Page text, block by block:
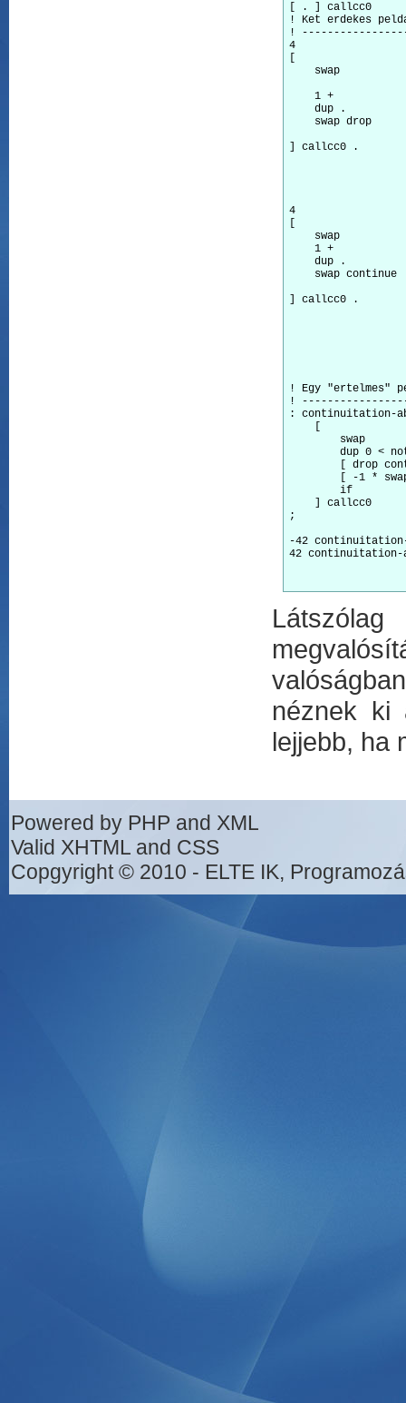
[ . ] callcc0
! Ket erdekes
!
4
swap
1 +
dup .
swap drop
] callcc0 .
4
swap
1 +
dup .
swap continue
] callcc0 .
! Egy "ertelmes"
!
: continuitation-
swap
dup 0 <
[ drop
[ -1 *
if
] callcc0
;
-42
42
néznek ki
lejjebb, ha
Powered by PHP and XML
Valid XHTML and CSS
Copgyright © 2010 - ELTE IK,